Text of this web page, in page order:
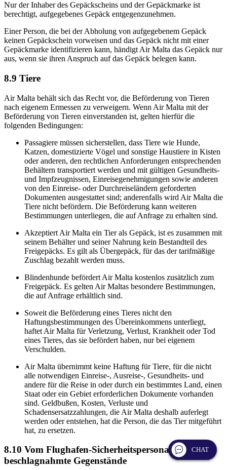
Nur der Inhaber des Gepäckscheins und der Gepäckmarke ist
berechtigt, aufgegebenes Gepäck entgegenzunehmen.
Einer Person, die bei der Abholung von aufgegebenem Gepäck
keinen Gepäckschein vorweisen und das Gepäck nicht mit einer
Gepäckmarke identifizieren kann, händigt Air Malta das Gepäck nur
aus, wenn sie ihren Anspruch auf das Gepäck belegen kann.
8.9 Tiere
Air Malta behält sich das Recht vor, die Beförderung von Tieren
nach eigenem Ermessen zu verweigern. Wenn Air Malta mit der
Beförderung von Tieren einverstanden ist, gelten hierfür die
folgenden Bedingungen:
Passagiere müssen sicherstellen, dass Tiere wie Hunde,
Katzen, domestizierte Vögel und sonstige Haustiere in Kisten
oder anderen, den rechtlichen Anforderungen entsprechenden
Behältern transportiert werden und mit gültigen Gesundheits-
und Impfzeugnissen, Einreisegenehmigungen sowie anderen
von den Einreise- oder Durchreiseländern geforderten
Dokumenten ausgestattet sind; anderenfalls wird Air Malta die
Tiere nicht befördern. Die Beförderung kann weiteren
Bestimmungen unterliegen, die auf Anfrage zu erhalten sind.
Akzeptiert Air Malta ein Tier als Gepäck, ist es zusammen mit
seinem Behälter und seiner Nahrung kein Bestandteil des
Freigepäcks. Es gilt als Übergepäck, für das der tarifmäßige
Zuschlag bezahlt werden muss.
Blindenhunde befördert Air Malta kostenlos zusätzlich zum
Freigepäck. Es gelten Air Maltas besondere Bestimmungen,
die auf Anfrage erhältlich sind.
Soweit die Beförderung eines Tieres nicht den
Haftungsbestimmungen des Übereinkommens unterliegt,
haftet Air Malta für Verletzung, Verlust, Krankheit oder Tod
eines Tieres, das sie befördert haben, nur bei eigenem
Verschulden.
Air Malta übernimmt keine Haftung für Tiere, für die nicht
alle notwendigen Einreise-, Ausreise-, Gesundheits- und
andere für die Reise in oder durch ein bestimmtes Land, einen
Staat oder ein Gebiet erforderlichen Dokumente vorhanden
sind. Geldbußen, Kosten, Verluste und
Schadensersatzzahlungen, die Air Malta deshalb auferlegt
werden oder entstehen, hat die Person, die das Tier mitgeführt
hat, zu ersetzen.
8.10 Vom Flughafen-Sicherheitspersonal
beschlagnahmte Gegenstände
CHAT